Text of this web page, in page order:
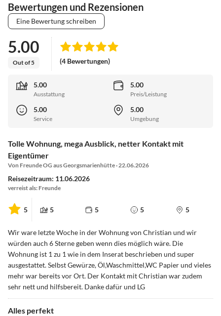
Bewertungen und Rezensionen
Eine Bewertung schreiben
5.00
Out of 5 (4 Bewertungen)
5.00
Ausstattung
5.00
Preis/Leistung
5.00
Service
5.00
Umgebung
Tolle Wohnung, mega Ausblick, netter Kontakt mit
Eigentümer
Von Freunde OG aus Georgsmarienhütte · 22.06.2026
Reisezeitraum: 11.06.2026
verreist als: Freunde
5 5 5 5 5
Wir ware letzte Woche in der Wohnung von Christian und wir
würden auch 6 Sterne geben wenn dies möglich wäre. Die
Wohnung ist 1 zu 1 wie in dem Inserat beschrieben und super
ausgestattet. Selbst Gewürze, Öl,Waschmittel,WC Papier und vieles
mehr war bereits vor Ort. Der Kontakt mit Christian war zudem
sehr nett und hilfsbereit. Danke dafür und LG
Alles perfekt